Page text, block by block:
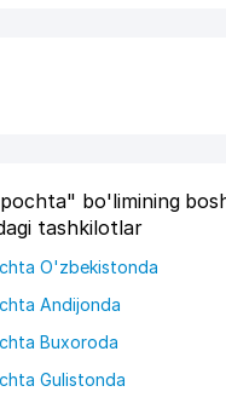
bo'limining
tashkilotlar
O'zbekistonda
Andijonda
Buxoroda
Gulistonda